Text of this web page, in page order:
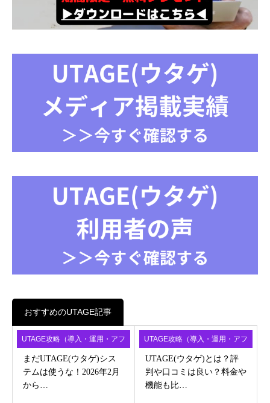
おすすめのUTAGE記事
UTAGE攻略（導入・運用・アフ
ィ）
まだUTAGE(ウタゲ)シス
テムは使うな！2026年2月
から…
UTAGE攻略（導入・運用・アフ
ィ）
UTAGE(ウタゲ)とは？評
判や口コミは良い？料金や
機能も比…